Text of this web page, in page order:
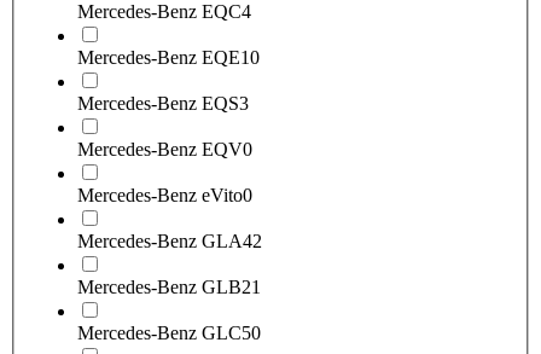
Mercedes-Benz EQC4
Mercedes-Benz EQE10
Mercedes-Benz EQS3
Mercedes-Benz EQV0
Mercedes-Benz eVito0
Mercedes-Benz GLA42
Mercedes-Benz GLB21
Mercedes-Benz GLC50